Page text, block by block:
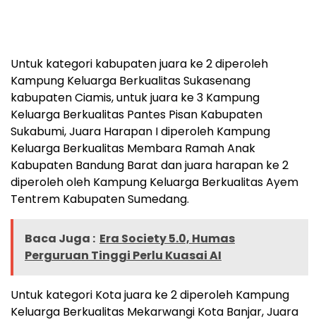
Untuk kategori kabupaten juara ke 2 diperoleh
Kampung Keluarga Berkualitas Sukasenang
kabupaten Ciamis, untuk juara ke 3 Kampung
Keluarga Berkualitas Pantes Pisan Kabupaten
Sukabumi, Juara Harapan I diperoleh Kampung
Keluarga Berkualitas Membara Ramah Anak
Kabupaten Bandung Barat dan juara harapan ke 2
diperoleh oleh Kampung Keluarga Berkualitas Ayem
Tentrem Kabupaten Sumedang.
Baca Juga : Era Society 5.0, Humas
Perguruan Tinggi Perlu Kuasai AI
Untuk kategori Kota juara ke 2 diperoleh Kampung
Keluarga Berkualitas Mekarwangi Kota Banjar, Juara